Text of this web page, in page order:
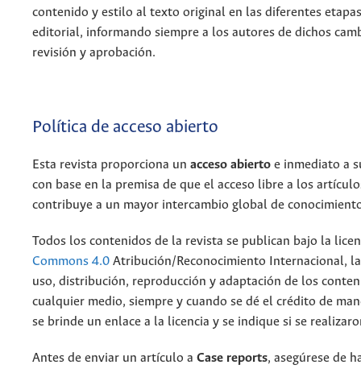
contenido y estilo al texto original en las diferentes
editorial, informando siempre a los autores de dichos
revisión y aprobación.
Política de acceso abierto
Esta revista proporciona un acceso abierto e inmediato a
con base en la premisa de que el acceso libre a los
contribuye a un mayor intercambio global de
Todos los contenidos de la revista se publican bajo la
Commons 4.0 Atribución/Reconocimiento Internacional,
uso, distribución, reproducción y adaptación de los
cualquier medio, siempre y cuando se dé el crédito de
se brinde un enlace a la licencia y se indique si se
Antes de enviar un artículo a Case reports, asegúrese de